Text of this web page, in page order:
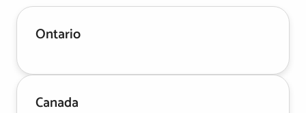
Ontario
Canada